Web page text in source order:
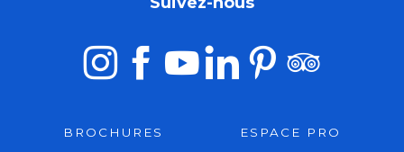
BROCHURES ESPACE PRO